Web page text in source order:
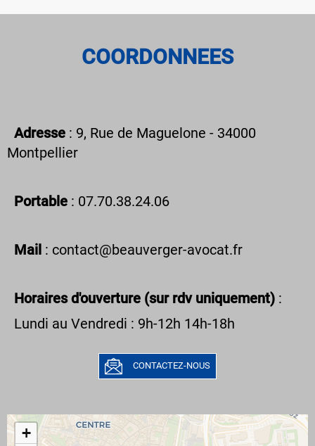
COORDONNEES
Adresse : 9, Rue de Maguelone - 34000
Montpellier
Portable : 07.70.38.24.06
Mail : contact@beauverger-avocat.fr
Horaires d'ouverture (sur rdv uniquement) :
Lundi au Vendredi : 9h-12h 14h-18h
CONTACTEZ-NOUS
+